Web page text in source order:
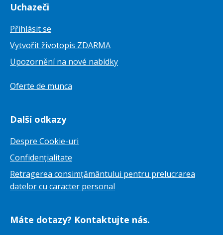
Uchazeči
Přihlásit se
Vytvořit životopis ZDARMA
Upozornění na nové nabídky
Oferte de munca
Další odkazy
Despre Cookie-uri
Confidențialitate
Retragerea consimțământului pentru prelucrarea
datelor cu caracter personal
Máte dotazy? Kontaktujte nás.